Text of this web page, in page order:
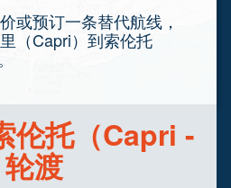
或预订一条替代航线，
（Capri）到索伦托
伦托（Capri -
渡